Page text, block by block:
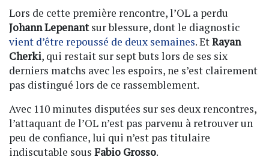
Lors de cette première rencontre, l’OL a perdu
Johann Lepenantsur blessure, dont le diagnostic
vient d’être repoussé de deux semaines. EtRayan
Cherki, qui restait sur sept buts lors de ses six
derniers matchs avec les espoirs, ne s’est clairement
pas distingué lors de ce rassemblement.
Avec 110 minutes disputées sur ses deux rencontres,
l’attaquant de l’OL n’est pas parvenu à retrouver un
peu de confiance, lui qui n’est pas titulaire
indiscutable sous Fabio Grosso.